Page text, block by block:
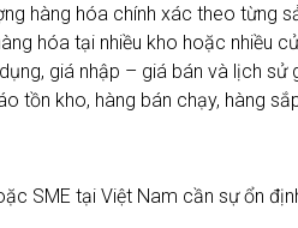
hàng hóa chính xác theo từng
hóa tại nhiều kho hoặc nhiều
giá nhập – giá bán và lịch
tồn kho, hàng bán chạy, hàng
SME tại Việt Nam cần sự ổn